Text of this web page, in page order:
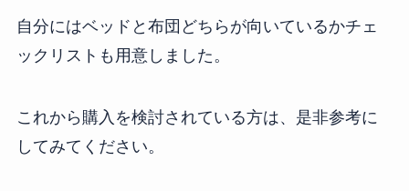
自分にはベッドと布団どちらが向いているかチェ
ックリストも用意しました。
これから購入を検討されている方は、是非参考に
してみてください。